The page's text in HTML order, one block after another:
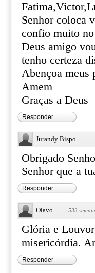
Senhor coloca
confio muito no
Deus amigo
tenho certeza
Abençoa meus
Amem
Graças a Deus
Responder
Jurandy Bispo
Obrigado
Senhor que a
Responder
Olavo · 533
Glória e
misericórdia.
Responder